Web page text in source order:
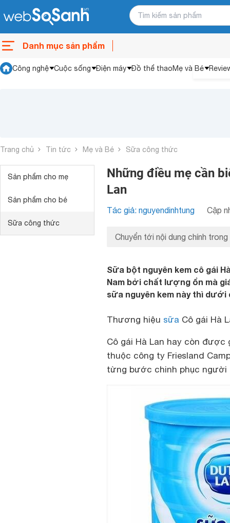
Danh mục sản phẩm
Công nghệ Cuộc sống Điện máy Đồ thể thaoMẹ và Bé
Trang chủ Tin tức Mẹ và Bé Sữa công thức
Sản phẩm cho mẹ
Sản phẩm cho bé
Sữa công thức
Những điều mẹ cần
Lan
Tác giả: nguyendinhtung Cập
Chuyển tới nội dung chính trong
Sữa bột nguyên kem cô gái
Nam bởi chất lượng ổn mà
sữa nguyên kem này thì dưới
Thương hiệu sữa Cô gái Hà
Cô gái Hà Lan hay còn
thuộc công ty Friesland
từng bước chinh phục người